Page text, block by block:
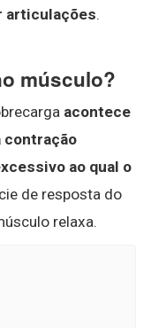
articulações.
músculo?
acontece
contração
ao qual o
de resposta do
relaxa.